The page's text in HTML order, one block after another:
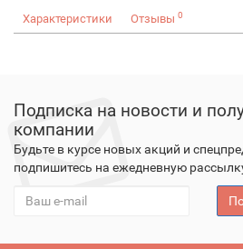
Характеристики Отзывы 0
Подписка на новости и
компании
Будьте в курсе новых акций и
подпишитесь на ежедневную